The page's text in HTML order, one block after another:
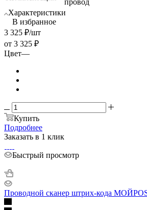
Характеристики
В избранное
3 325 ₽/шт
от 3 325 ₽
Цвет—
Купить
Подробнее
Заказать в 1 клик
Быстрый просмотр
Проводной сканер штрих-кода